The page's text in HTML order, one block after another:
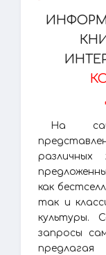
На
как
так и
культуры.
запросы